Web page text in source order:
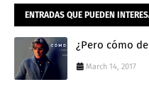
ENTRADAS QUE PUEDEN
¿Pero cómo
March 14, 2017